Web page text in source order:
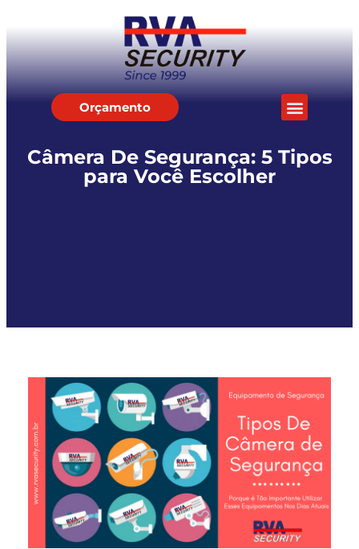
Orçamento
Câmera De Segurança: 5 Tipos
para Você Escolher